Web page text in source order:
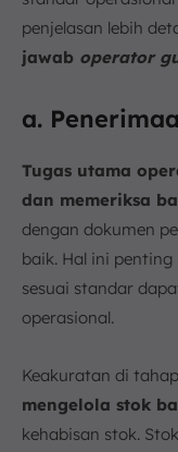
penjelasan lebih
jawab operator
a.
Tugas utama
dan memeriksa
dengan dokumen
baik. Hal ini
sesuai standar
operasional.
Keakuratan di
mengelola stok
kehabisan stok.